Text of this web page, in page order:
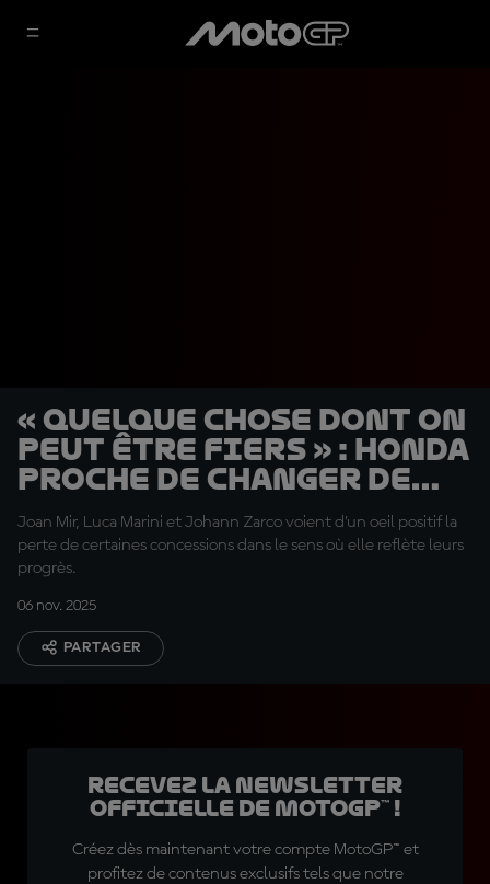
« Quelque chose dont on
peut être fiers » : Honda
proche de changer de
rang de concessions
Joan Mir, Luca Marini et Johann Zarco voient d'un oeil positif la
perte de certaines concessions dans le sens où elle reflète leurs
progrès.
06 nov. 2025
PARTAGER
Recevez la Newsletter
officielle de MotoGP™ !
Créez dès maintenant votre compte MotoGP™ et
profitez de contenus exclusifs tels que notre